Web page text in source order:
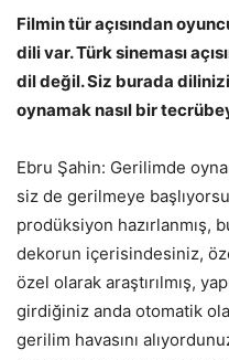
Filmin tür açısından
dili var. Türk sineması
dil değil. Siz burada
oynamak nasıl bir
Ebru Şahin: Gerilimde
siz de gerilmeye
prodüksiyon hazırlanmış,
dekorun içerisindesiniz,
özel olarak araştırılmış,
girdiğiniz anda otomatik
gerilim havasını